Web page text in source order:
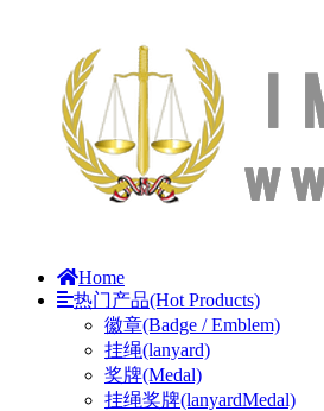
Home
热门产品(Hot Products)
徽章(Badge / Emblem)
挂绳(lanyard)
奖牌(Medal)
挂绳奖牌(lanyardMedal)